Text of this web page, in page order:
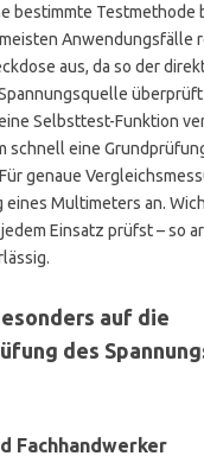
bestimmte Testmethode
Anwendungsfälle
aus, da so der
Selbsttest-Funktion
schnell eine
genaue
eines Multimeters an.
Einsatz prüfst – so
auf die
des
Fachhandwerker